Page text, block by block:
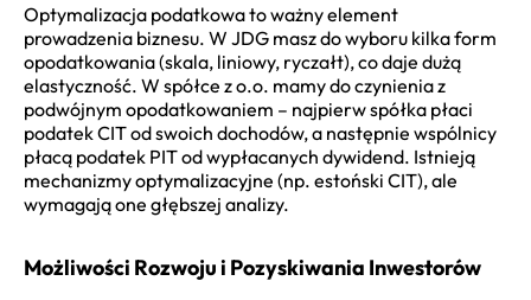
Optymalizacja podatkowa to ważny element
prowadzenia biznesu. W JDG masz do wyboru kilka form
opodatkowania (skala, liniowy, ryczałt), co daje dużą
elastyczność. W spółce z o.o. mamy do czynienia z
podwójnym opodatkowaniem – najpierw spółka płaci
podatek CIT od swoich dochodów, a następnie wspólnicy
płacą podatek PIT od wypłacanych dywidend. Istnieją
mechanizmy optymalizacyjne (np. estoński CIT), ale
wymagają one głębszej analizy.
Możliwości Rozwoju i Pozyskiwania Inwestorów